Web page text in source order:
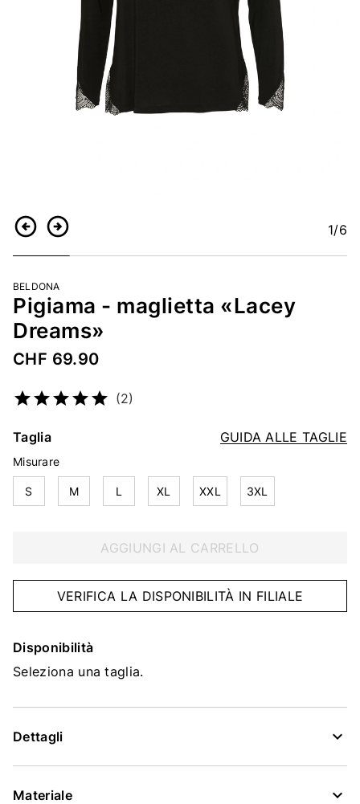
IndietroContinua 1/6
BELDONA
Pigiama - maglietta «Lacey
Dreams»
CHF 69.90
(2)
GUIDA ALLE TAGLIE
Taglia
Misurare
S M L XL XXL 3XL
AGGIUNGI AL CARRELLO
VERIFICA LA DISPONIBILITÀ IN FILIALE
Disponibilità
Seleziona una taglia.
Dettagli
Materiale